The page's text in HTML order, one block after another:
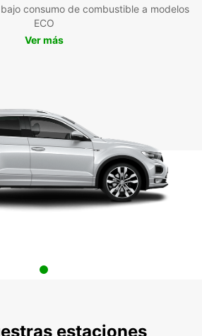
consumo de combustible a modelos
ECO
Ver más
estaciones